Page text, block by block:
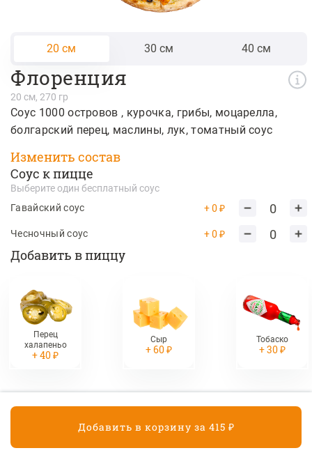
Куриные стрипсы 6шт
Наггетсы 6 шт
180 ₽
390 ₽
190 ₽
Десерты
Медовик
Классический тортик со сметанным кремом
Сырники с малиновым
190 ₽
20 см 30 см 40 см
Флоренция
20 см, 270 гр
Соус 1000 островов курочка грибы моцарелла
болгарский перец маслины лук томатный соус
Изменить состав
Соус к пицце
Выберите один бесплатный соус
Гавайский соус
+ 0 ₽ 0
Чесночный соус + 0 ₽
0
Добавить в пиццу
Перец
халапеньо
+ 40 ₽
Сыр
+ 60 ₽
Тобаско
+ 30 ₽
Добавить в корзину за 415 ₽